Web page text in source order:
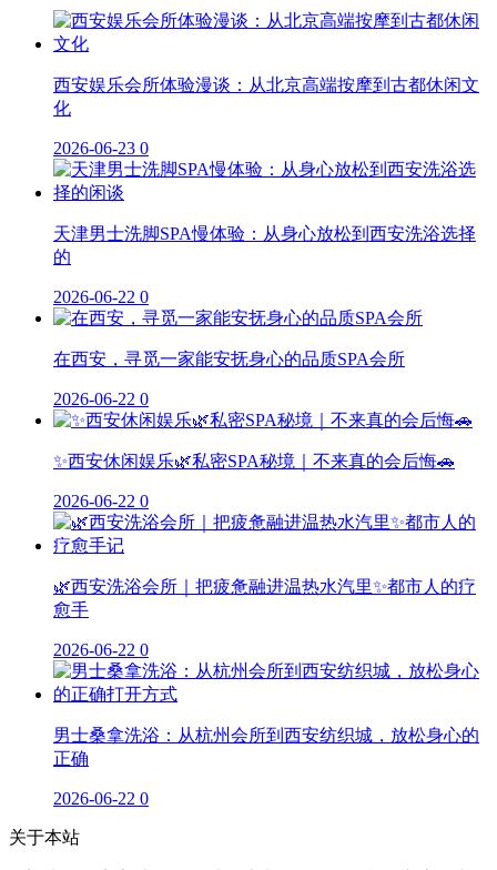
西安娱乐会所体验漫谈：从北京高端按摩到古都休闲文
化
2026-06-23 0
天津男士洗脚SPA慢体验：从身心放松到西安洗浴选择
的
2026-06-22 0
在西安，寻觅一家能安抚身心的品质SPA会所
2026-06-22 0
✨西安休闲娱乐🌿私密SPA秘境｜不来真的会后悔🚗
2026-06-22 0
🌿西安洗浴会所｜把疲惫融进温热水汽里✨都市人的疗
愈手
2026-06-22 0
男士桑拿洗浴：从杭州会所到西安纺织城，放松身心的
正确
2026-06-22 0
关于本站